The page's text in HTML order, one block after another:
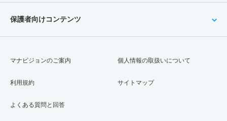
保護者向けコンテンツ
マナビジョンのご案内
利用規約
よくある質問と回答
個人情報の取扱いについて
サイトマップ